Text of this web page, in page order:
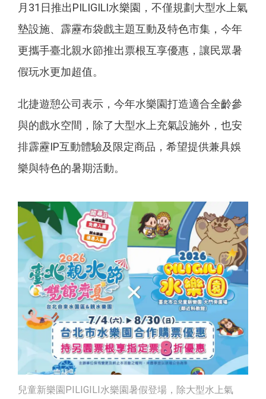
月31日推出PILIGILI水樂園，不僅規劃大型水上氣
墊設施、霹靂布袋戲主題互動及特色市集，今年
更攜手臺北親水節推出票根互享優惠，讓民眾暑
假玩水更加超值。
北捷遊憩公司表示，今年水樂園打造適合全齡參
與的戲水空間，除了大型水上充氣設施外，也安
排霹靂IP互動體驗及限定商品，希望提供兼具娛
樂與特色的暑期活動。
兒童新樂園PILIGILI水樂園暑假登場，除大型水上氣